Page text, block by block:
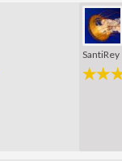
SantiRey